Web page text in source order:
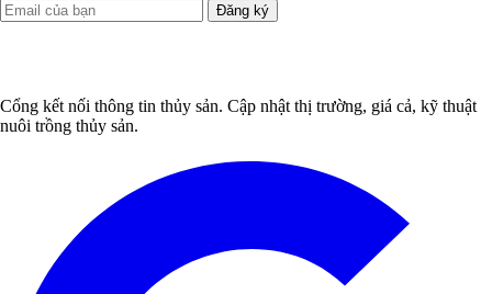
Đăng ký
Cổng kết nối thông tin thủy sản. Cập nhật thị trường, giá cả, kỹ thuật
nuôi trồng thủy sản.